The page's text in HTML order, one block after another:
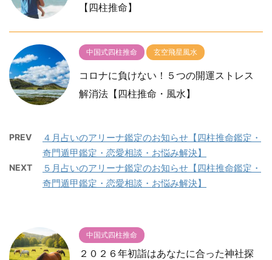
【四柱推命】
中国式四柱推命 玄空飛星風水
コロナに負けない！５つの開運ストレス
解消法【四柱推命・風水】
PREV
４月占いのアリーナ鑑定のお知らせ【四柱推命鑑定・
奇門遁甲鑑定・恋愛相談・お悩み解決】
NEXT
５月占いのアリーナ鑑定のお知らせ【四柱推命鑑定・
奇門遁甲鑑定・恋愛相談・お悩み解決】
中国式四柱推命
２０２６年初詣はあなたに合った神社探